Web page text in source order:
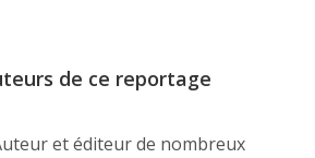
de ce reportage
et éditeur de nombreux